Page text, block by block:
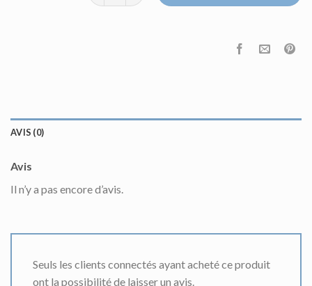
AVIS (0)
Avis
Il n’y a pas encore d’avis.
Seuls les clients connectés ayant acheté ce produit
ont la possibilité de laisser un avis.